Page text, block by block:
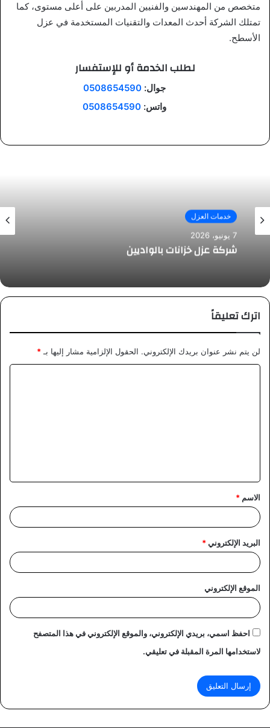
متخصص من المهندسين والفنيين المدربين على أعلى مستوى، كما
تمتلك الشركة أحدث المعدات والتقنيات المستخدمة في عزل
الأسطح.
لطلب الخدمة أو للإستفسار
جوال: 0508654590
واتس: 0508654590
خدمات العزل
7 يونيو، 2026
شركة عزل خزانات بالواديين
اترك تعليقاً
لن يتم نشر عنوان بريدك الإلكتروني. الحقول الإلزامية مشار إليها بـ *
ق
*
الاسم *
البريد الإلكتروني*
الموقع الإلكتروني
احفظ اسمي، بريدي الإلكتروني، والموقع الإلكتروني في هذا المتصفح
لاستخدامها المرة المقبلة في تعليقي.